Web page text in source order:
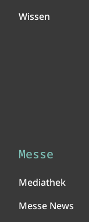
Wissen
Messe
Mediathek
Messe News